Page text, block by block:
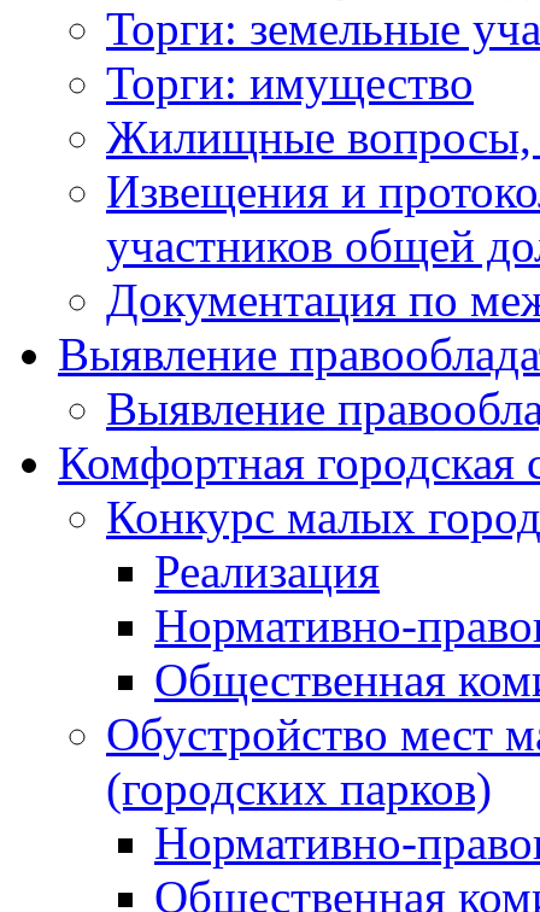
Торги: земельные
Торги: имущество
Жилищные вопросы,
Извещения и
участников общей
Документация по
Выявление
Выявление
Комфортная городская
Конкурс малых
Реализация
Нормативно-
Общественная
Обустройство мест
(городских парков)
Нормативно-
Общественная